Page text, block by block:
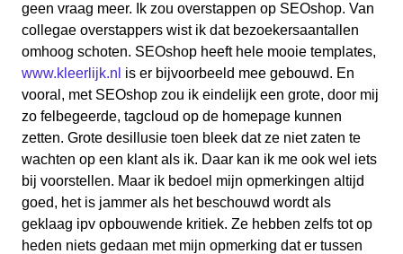
geen vraag meer. Ik zou overstappen op SEOshop. Van
collegae overstappers wist ik dat bezoekersaantallen
omhoog schoten. SEOshop heeft hele mooie templates,
www.kleerlijk.nl is er bijvoorbeeld mee gebouwd. En
vooral, met SEOshop zou ik eindelijk een grote, door mij
zo felbegeerde, tagcloud op de homepage kunnen
zetten. Grote desillusie toen bleek dat ze niet zaten te
wachten op een klant als ik. Daar kan ik me ook wel iets
bij voorstellen. Maar ik bedoel mijn opmerkingen altijd
goed, het is jammer als het beschouwd wordt als
geklaag ipv opbouwende kritiek. Ze hebben zelfs tot op
heden niets gedaan met mijn opmerking dat er tussen